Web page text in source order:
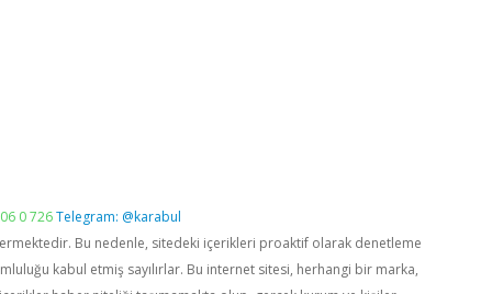
0 726Telegram: @karabul
Bu nedenle, sitedeki içerikleri proaktif olarak denetleme
kabul etmiş sayılırlar. Bu internet sitesi, herhangi bir marka,